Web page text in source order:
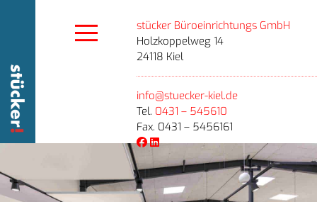
stücker Büroeinrichtungs GmbH
Holzkoppelweg 14
24118 Kiel
info@stuecker-kiel.de
Tel. 0431 – 545610
Fax. 0431 – 5456161